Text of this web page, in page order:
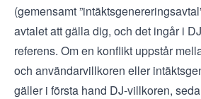
(gemensamt
avtalet att gälla dig, och det ingår i
referens. Om en konflikt uppstår
och användarvillkoren eller
gäller i första hand DJ-villkoren,